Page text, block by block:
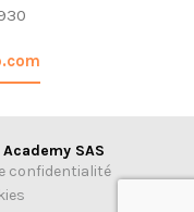
SAS
confidentialité